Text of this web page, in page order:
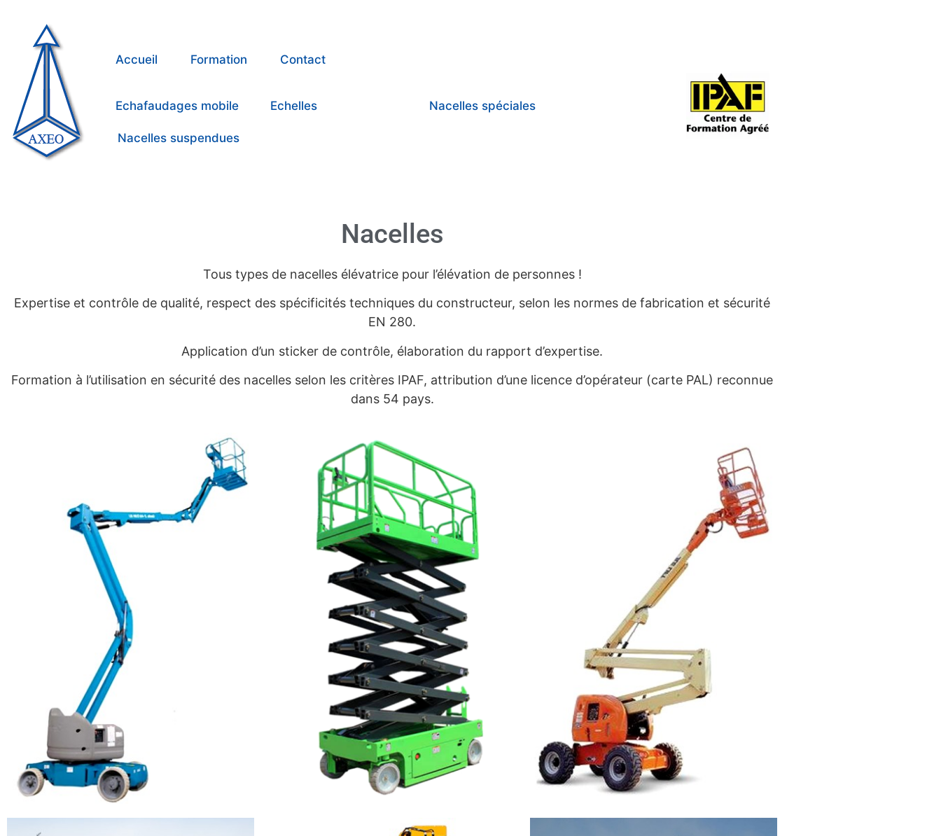
Accueil Formation Contact
Echafaudages mobile Echelles Nacelles spéciales
Nacelles suspendues
Nacelles
Tous types de nacelles élévatrice pour l’élévation de personnes !
Expertise et contrôle de qualité, respect des spécificités techniques du constructeur, selon les normes de fabrication et sécurité
EN 280.
Application d’un sticker de contrôle, élaboration du rapport d’expertise.
Formation à l’utilisation en sécurité des nacelles selon les critères IPAF, attribution d’une licence d’opérateur (carte PAL) reconnue
dans 54 pays.